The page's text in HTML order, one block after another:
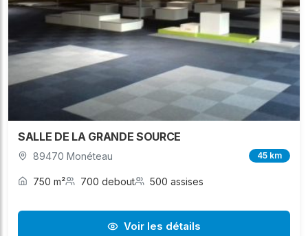
SALLE DE LA GRANDE SOURCE
89470 Monéteau 45 km
750 m² 700 debout 500 assises
Voir les détails